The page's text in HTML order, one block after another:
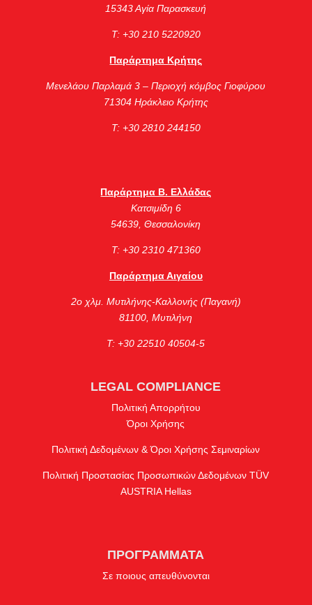
15343 Αγία Παρασκευή
Τ: +30 210 5220920
Παράρτημα Κρήτης
Μενελάου Παρλαμά 3 – Περιοχή κόμβος Γιοφύρου
71304 Ηράκλειο Κρήτης
Τ: +30 2810 244150
Παράρτημα Β. Ελλάδας
Κατσιμίδη 6
54639, Θεσσαλονίκη
Τ: +30 2310 471360
Παράρτημα Αιγαίου
2ο χλμ. Μυτιλήνης-Καλλονής (Παγανή)
81100, Μυτιλήνη
Τ: +30 22510 40504-5
LEGAL COMPLIANCE
Πολιτική Απορρήτου
Όροι Χρήσης
Πολιτική Δεδομένων & Όροι Χρήσης Σεμιναρίων
Πολιτική Προστασίας Προσωπικών Δεδομένων TÜV
AUSTRIA Hellas
ΠΡΟΓΡΑΜΜΑΤΑ
Σε ποιους απευθύνονται